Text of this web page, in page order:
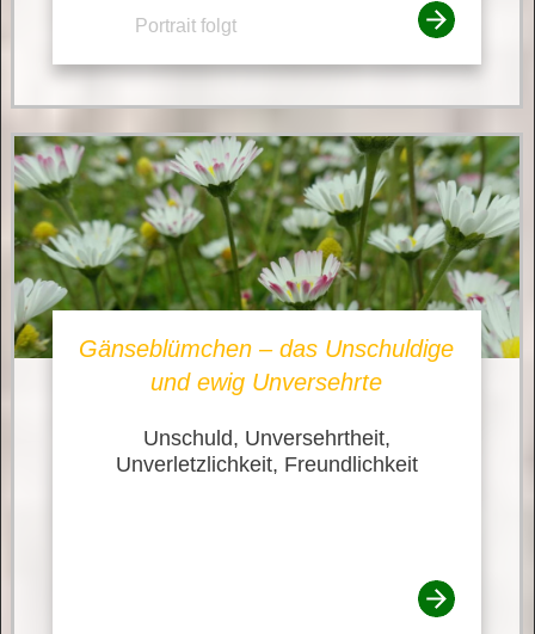
Portrait folgt
Gänseblümchen – das Unschuldige
und ewig Unversehrte
Unschuld, Unversehrtheit,
Unverletzlichkeit, Freundlichkeit